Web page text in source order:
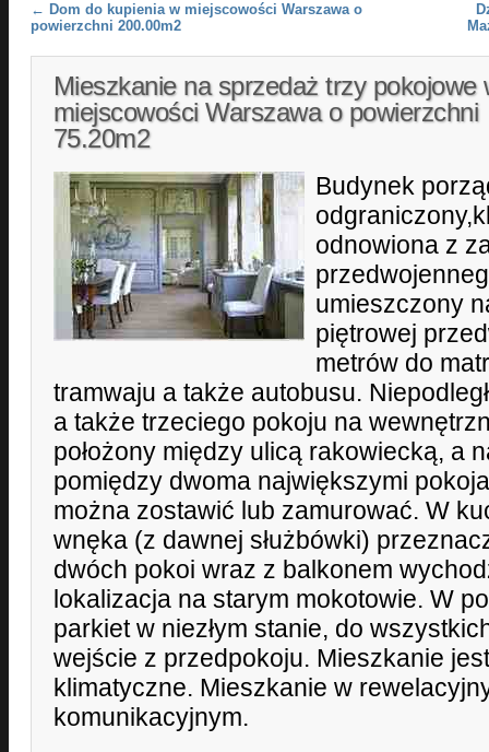
Post navigation
← Dom do kupienia w miejscowości Warszawa o
powierzchni 200.00m2
Mieszkanie na sprzedaż trzy pokojowe
miejscowości Warszawa o powierzchni
75.20m2
Budynek
odnowiona z
umieszczony
piętrowej
metrów do
tramwaju a także autobusu.
a także trzeciego pokoju na
położony między ulicą rakowiecką, a
pomiędzy dwoma największymi
można zostawić lub zamurować. W
wnęka (z dawnej służbówki)
dwóch pokoi wraz z balkonem
lokalizacja na starym mokotowie. W
parkiet w niezłym stanie, do
wejście z przedpokoju. Mieszkanie
klimatyczne. Mieszkanie w
komunikacyjnym.